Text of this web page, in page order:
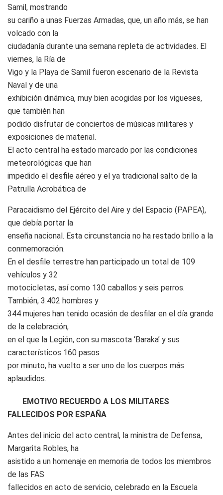
Samil, mostrando
su cariño a unas Fuerzas Armadas, que, un año más, se han
volcado con la
ciudadanía durante una semana repleta de actividades. El
viernes, la Ría de
Vigo y la Playa de Samil fueron escenario de la Revista
Naval y de una
exhibición dinámica, muy bien acogidas por los vigueses,
que también han
podido disfrutar de conciertos de músicas militares y
exposiciones de material.
El acto central ha estado marcado por las condiciones
meteorológicas que han
impedido el desfile aéreo y el ya tradicional salto de la
Patrulla Acrobática de
Paracaidismo del Ejército del Aire y del Espacio (PAPEA),
que debía portar la
enseña nacional. Esta circunstancia no ha restado brillo a la
conmemoración.
En el desfile terrestre han participado un total de 109
vehículos y 32
motocicletas, así como 130 caballos y seis perros.
También, 3.402 hombres y
344 mujeres han tenido ocasión de desfilar en el día grande
de la celebración,
en el que la Legión, con su mascota ‘Baraka’ y sus
característicos 160 pasos
por minuto, ha vuelto a ser uno de los cuerpos más
aplaudidos.
EMOTIVO RECUERDO A LOS MILITARES
FALLECIDOS POR ESPAÑA
Antes del inicio del acto central, la ministra de Defensa,
Margarita Robles, ha
asistido a un homenaje en memoria de todos los miembros
de las FAS
fallecidos en acto de servicio, celebrado en la Escuela